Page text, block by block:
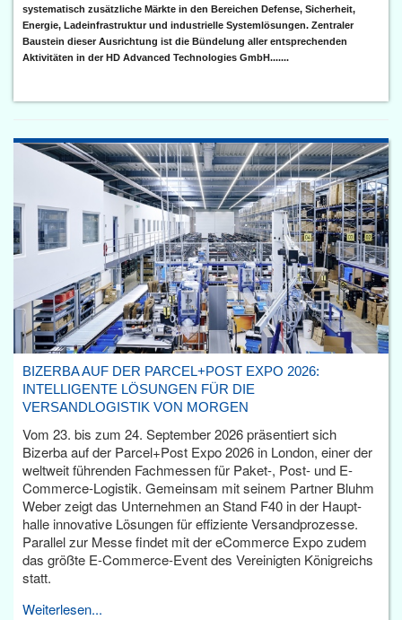
systematisch zusätzliche Märkte in den Bereichen Defense, Sicherheit,
Energie, Ladeinfrastruktur und industrielle Systemlösungen. Zentraler
Baustein dieser Ausrichtung ist die Bündelung aller entsprechenden
Aktivitäten in der HD Advanced Technologies GmbH.......
BIZERBA AUF DER PARCEL+POST EXPO 2026:
INTELLIGENTE LÖSUNGEN FÜR DIE
VERSANDLOGISTIK VON MORGEN
Vom 23. bis zum 24. September 2026 präsentiert sich
Bizerba auf der Parcel+Post Expo 2026 in London, einer der
weltweit führenden Fachmessen für Paket-, Post- und E-
Commerce-Logistik. Gemeinsam mit seinem Partner Bluhm
Weber zeigt das Unternehmen an Stand F40 in der Haupt­
halle innovative Lösungen für effiziente Versandprozesse.
Parallel zur Messe findet mit der eCommerce Expo zudem
das größte E-Commerce-Event des Vereinigten Königreichs
statt.
Weiterlesen...